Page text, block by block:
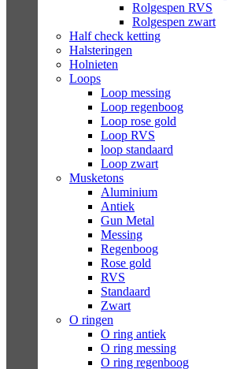
Rolgespen RVS
Rolgespen zwart
Half check ketting
Halsteringen
Holnieten
Loops
Loop messing
Loop regenboog
Loop rose gold
Loop RVS
loop standaard
Loop zwart
Musketons
Aluminium
Antiek
Gun Metal
Messing
Regenboog
Rose gold
RVS
Standaard
Zwart
O ringen
O ring antiek
O ring messing
O ring regenboog